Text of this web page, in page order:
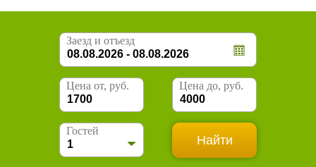
Заезд и отъезд
Цена от, руб. Цена до, руб.
Гостей